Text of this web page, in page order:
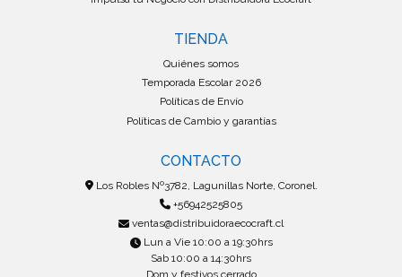
TIENDA
Quiénes somos
Temporada Escolar 2026
Políticas de Envío
Políticas de Cambio y garantías
CONTACTO
Los Robles Nº3782, Lagunillas Norte, Coronel.
+56942525805
ventas@distribuidoraecocraft.cl
Lun a Vie 10:00 a 19:30hrs
Sab 10:00 a 14:30hrs